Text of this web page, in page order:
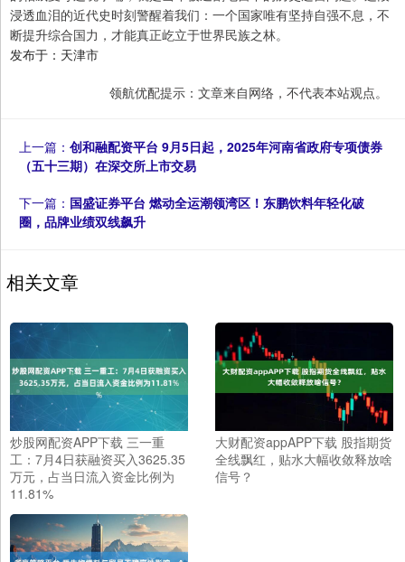
浸透血泪的近代史时刻警醒着我们：一个国家唯有坚持自强不息，不
断提升综合国力，才能真正屹立于世界民族之林。
发布于：天津市
领航优配提示：文章来自网络，不代表本站观点。
上一篇： 创和融配资平台 9月5日起，2025年河南省政府专项债券
（五十三期）在深交所上市交易
下一篇： 国盛证券平台 燃动全运潮领湾区！东鹏饮料年轻化破
圈，品牌业绩双线飙升
相关文章
炒股网配资APP下载 三一重
工：7月4日获融资买入3625.35
万元，占当日流入资金比例为
11.81%
大财配资appAPP下载 股指期货
全线飘红，贴水大幅收敛释放啥
信号？